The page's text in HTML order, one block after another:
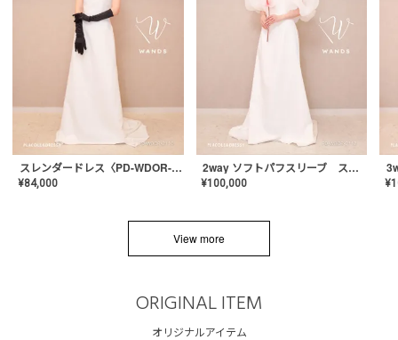
スレンダードレス〈PD-WDOR-2110〉
¥84,000
2way ソフトパフスリーブ スレンダードレス〈PD-WDOR-2112〉
¥100,000 ¥
View more
ORIGINAL ITEM
オリジナルアイテム